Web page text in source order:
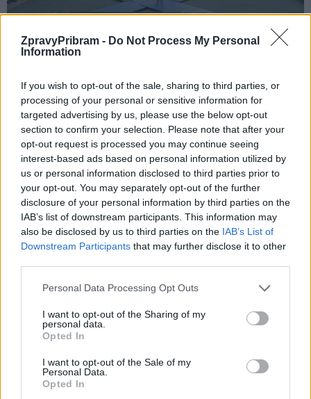
ZpravyPribram - Do Not Process My Personal
Information
If you wish to opt-out of the sale, sharing to third parties, or
processing of your personal or sensitive information for
targeted advertising by us, please use the below opt-out
section to confirm your selection. Please note that after your
opt-out request is processed you may continue seeing
interest-based ads based on personal information utilized by
us or personal information disclosed to third parties prior to
your opt-out. You may separately opt-out of the further
disclosure of your personal information by third parties on the
IAB’s list of downstream participants. This information may
also be disclosed by us to third parties on the IAB’s List of
Downstream Participants that may further disclose it to other
Personal Data Processing Opt Outs
I want to opt-out of the Sharing of my
personal data.
Opted In
I want to opt-out of the Sale of my
Personal Data.
Opted In
Komentáře
TAGY České srdce divadlo
Dobříš
hudba. Banjo Band Ivana Mládka
Májové slavnosti
Předchozí článek